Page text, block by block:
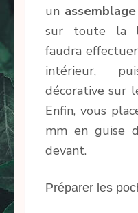
un assemblage
sur toute la
faudra
intérieur,
décorative sur
Enfin, vous
mm en guise
devant.
Préparer les